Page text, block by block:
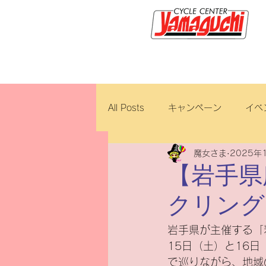
All Posts キャンペーン イベ
新車・中古車 試乗車
ロイヤルエンフィールド ブ
修理・整備 ダ
【岩手
クリン
魔女さま 2025年
岩手県が主催する
15日（土）と16日
で巡りながら、地